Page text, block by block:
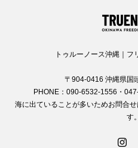
トゥルーノース沖縄｜フ
〒904-0416 沖縄県国
PHONE：090-6532-1556・
海に出ていることが多いためお問合
す。